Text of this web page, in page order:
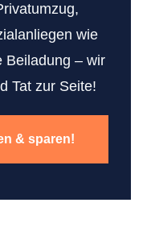
wie
Beiladung – wir
Tat zur Seite!
& sparen!